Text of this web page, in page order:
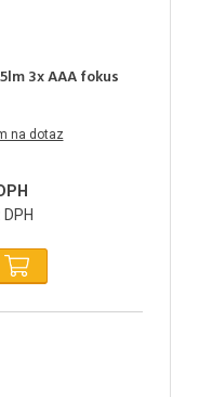
3x AAA fokus
na dotaz